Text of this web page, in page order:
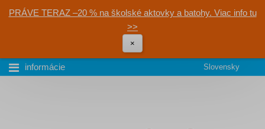
PRÁVE TERAZ –20 % na školské aktovky a batohy. Viac info tu
>>
×
informácie Slovensky